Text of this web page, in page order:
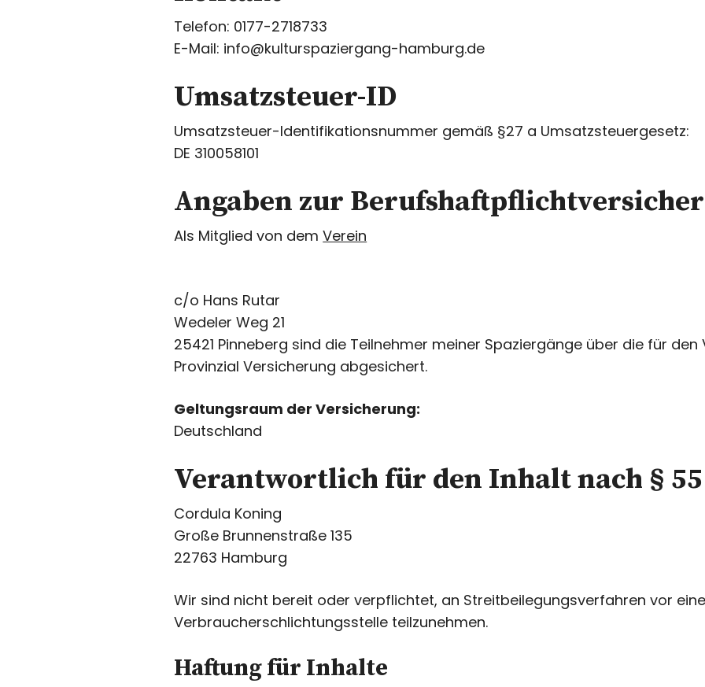
Telefon: 0177-2718733
E-Mail: info@kulturspaziergang-hamburg.de
Umsatzsteuer-ID
Umsatzsteuer-Identifikationsnummer gemäß §27 a Umsatzsteuergesetz:
DE 310058101
Angaben zur
Als Mitglied von demVerein
c/o Hans Rutar
Wedeler Weg 21
25421 Pinneberg sind die Teilnehmer meiner Spaziergänge über die für
Provinzial Versicherung abgesichert.
Geltungsraum der Versicherung:
Deutschland
Verantwortlich für den Inhalt nach § 55
Cordula Koning
Große Brunnenstraße 135
22763 Hamburg
Wir sind nicht bereit oder verpflichtet, an Streitbeilegungsverfahren vor
Verbraucherschlichtungsstelle teilzunehmen.
Haftung für Inhalte